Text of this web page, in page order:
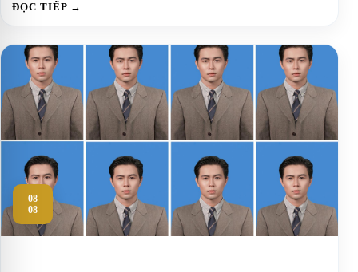
ĐỌC TIẾP →
08
08